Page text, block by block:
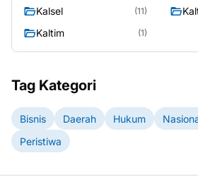
Kalsel (11)
Kaltim (1)
Tag Kategori
Bisnis Daerah Hukum
Peristiwa